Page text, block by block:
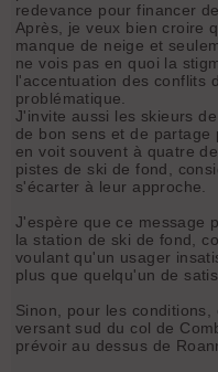
redevance pour financer
Après, je veux bien croire
manque de neige et
ne vois pas en quoi la
l'accentuation des conflits
problématique.
J'invite aussi les skieurs
de bon sens et de
en voit souvent à quatre
pistes de ski de fond,
s'écarter à leur approche.
J'espère que ce message
la station de ski de fond,
voulant qu'un usager
plus que quelqu'un de
Sinon, pour les
versant sud du col de
prévoir au dessus de